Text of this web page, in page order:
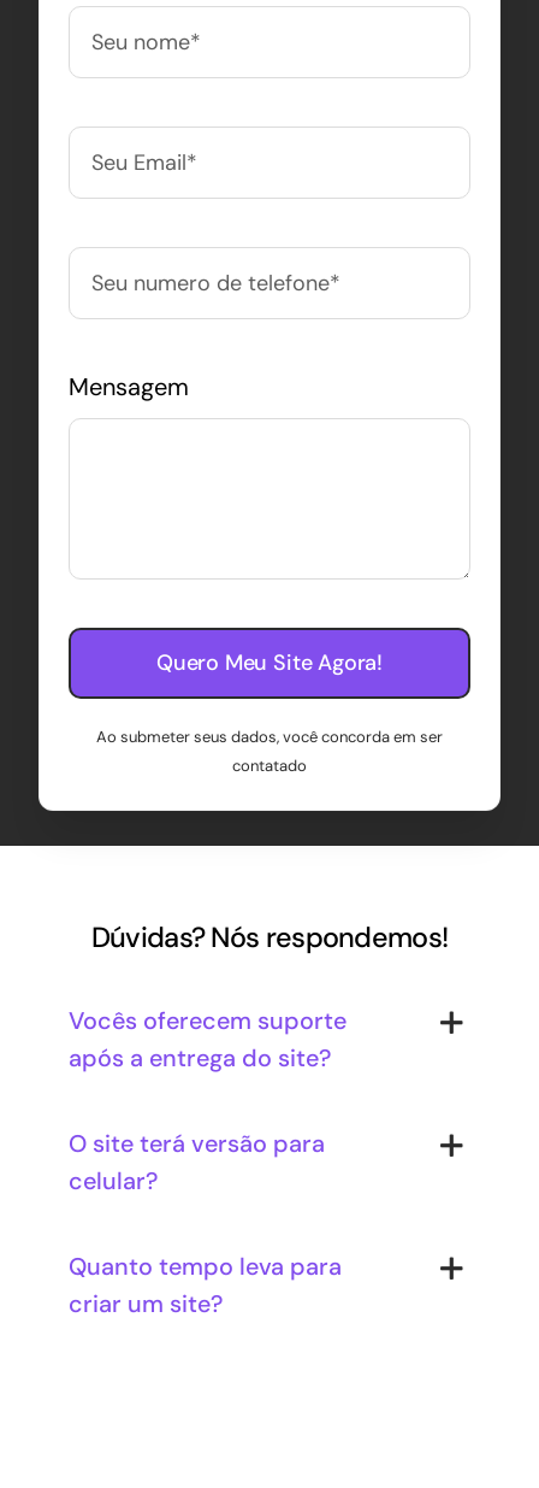
Mensagem
Quero Meu Site Agora!
Ao submeter seus dados, você concorda em ser
contatado
Dúvidas? Nós respondemos!
Vocês oferecem suporte
após a entrega do site?
O site terá versão para
celular?
Quanto tempo leva para
criar um site?